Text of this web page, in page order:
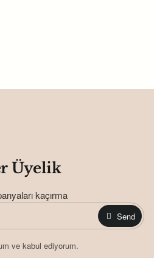
Üyelik
kaçırma
Send
ve kabul ediyorum.